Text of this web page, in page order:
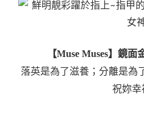
【Muse Muses】鏡
落英是為了滋養；分離是為
祝妳幸